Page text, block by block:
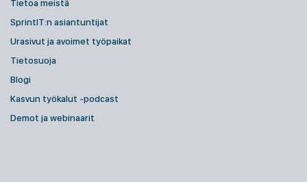
Tietoa meistä
SprintIT:n asiantuntijat
Urasivut ja avoimet työpaikat
Tietosuoja
Blogi
Kasvun työkalut -podcast
Demot ja webinaarit